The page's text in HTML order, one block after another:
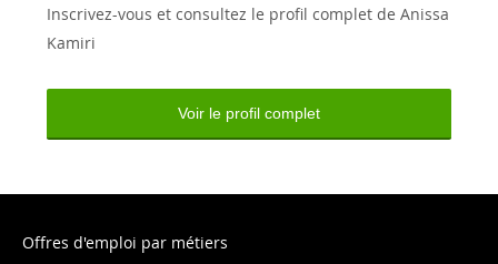
Inscrivez-vous et consultez le profil complet de Anissa
Kamiri
Voir le profil complet
Offres d'emploi par métiers